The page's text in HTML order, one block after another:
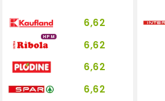
6,62
HPM
6,62
6,62
6,62